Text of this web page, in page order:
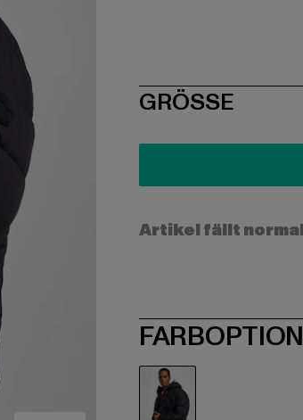
SIZE
GRÖSSE
Artikel fällt